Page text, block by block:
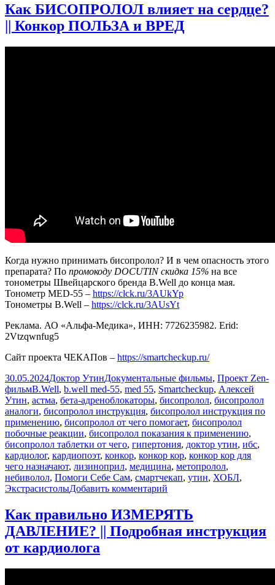
понять,
что
ПРОБЛЕМЫ
Как БИСОПРОЛОЛ влияет на сердце?
|| Конкор ПОЛЬЗА и ВРЕД
Когда нужно принимать бисопролол? И в чем опасность этого
препарата? По промокоду DOCUTIN скидка 15% на все
тонометры Швейцарского бренда B.Well до конца мая.
Тонометр МЕD-55 – https://clck.ru/3AUkYp
Тонометры B.Well – https://clck.ru/3AUsYt
Реклама. АО «Альфа-Медика», ИНН: 7726235982. Erid:
2Vtzqwnfug5
Сайт проекта ЧЕКАПов – https://smartcheckup.ru/
Опубликовано
30.05.2024Автор
Доктор УтинРубрики
Документальные фильмы, Проект Zen-
фильмМетки
B.Well, b.well med-55, med 55, Smartcheckup, Алексей
Утин, астма, бета-адреноблокаторы, бисопролол, бисопролол
аналоги, бисопролол инструкция, бисопролол инструкция по
применению, бисопролол от чего помогает, бисопролол
побочные реакции, бисопролол показания к применению,
бисопролол таблетки от чего, гипертония, доктор утин, ибс,
кардиолог, кардиопоэт, конкор, конкор кор, конкор кор для
чего назначают, лизиноприл, медицина, метопролол,
небиволол, Помоги Себе Сам, смартчекап, утин, ХОБЛ,
ЭкстрасистолыДобавить комментарий
Как
БИСОПРОЛОЛ
влияет
Как правильно ИЗМЕРЯТЬ
ДАВЛЕНИЕ? || Подробная инструкция
от кардиолога